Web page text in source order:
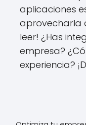
aplicaciones
aprovecharla
leer! ¿Has
empresa?
experiencia?